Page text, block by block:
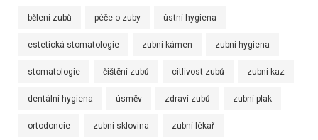
bělení zubů péče o zuby ústní hygiena
estetická stomatologie zubní kámen zubní hygiena
stomatologie čištění zubů citlivost zubů zubní kaz
dentální hygiena úsměv zdraví zubů zubní plak
ortodoncie zubní sklovina zubní lékař